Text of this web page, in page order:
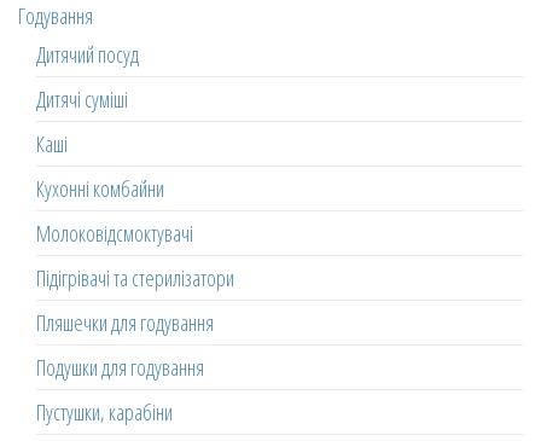
Годування
Дитячий посуд
Дитячі суміші
Каші
Кухонні комбайни
Молоковідсмоктувачі
Підігрівачі та стерилізатори
Пляшечки для годування
Подушки для годування
Пустушки, карабіни